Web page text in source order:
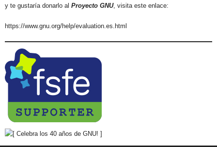
y te gustaría donarlo al Proyecto GNU, visita este enlace:
https://www.gnu.org/help/evaluation.es.html